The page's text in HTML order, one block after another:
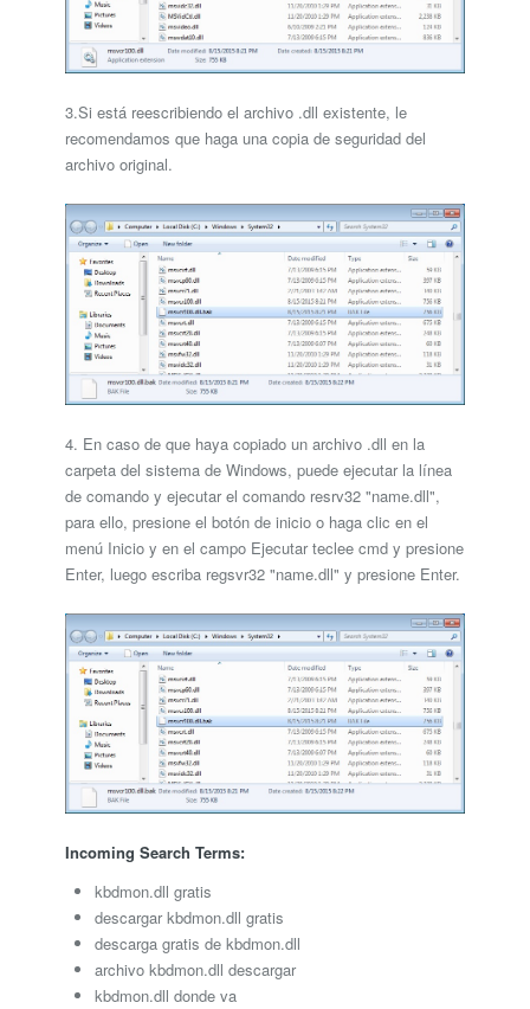
3.Si está reescribiendo el archivo .dll existente, le
recomendamos que haga una copia de seguridad del
archivo original.
4. En caso de que haya copiado un archivo .dll en la
carpeta del sistema de Windows, puede ejecutar la línea
de comando y ejecutar el comando resrv32 "name.dll",
para ello, presione el botón de inicio o haga clic en el
menú Inicio y en el campo Ejecutar teclee cmd y presione
Enter, luego escriba regsvr32 "name.dll" y presione Enter.
Incoming Search Terms:
kbdmon.dll gratis
descargar kbdmon.dll gratis
descarga gratis de kbdmon.dll
archivo kbdmon.dll descargar
kbdmon.dll donde va